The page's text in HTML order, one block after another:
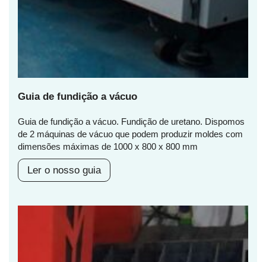
Guia de fundição a vácuo
Guia de fundição a vácuo. Fundição de uretano. Dispomos
de 2 máquinas de vácuo que podem produzir moldes com
dimensões máximas de 1000 x 800 x 800 mm
Ler o nosso guia